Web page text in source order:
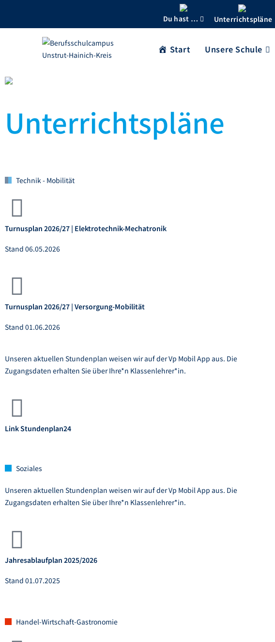
Du hast … Unterrichtspläne
Start Unsere Schule
Unterrichtspläne
Technik - Mobilität
Turnusplan 2026/27 | Elektrotechnik-Mechatronik
Stand 06.05.2026
Turnusplan 2026/27 | Versorgung-Mobilität
Stand 01.06.2026
Unseren aktuellen Stundenplan weisen wir auf der Vp Mobil App aus. Die
Zugangsdaten erhalten Sie über Ihre*n Klassenlehrer*in.
Link Stundenplan24
Soziales
Unseren aktuellen Stundenplan weisen wir auf der Vp Mobil App aus. Die
Zugangsdaten erhalten Sie über Ihre*n Klassenlehrer*in.
Jahresablaufplan 2025/2026
Stand 01.07.2025
Handel-Wirtschaft-Gastronomie